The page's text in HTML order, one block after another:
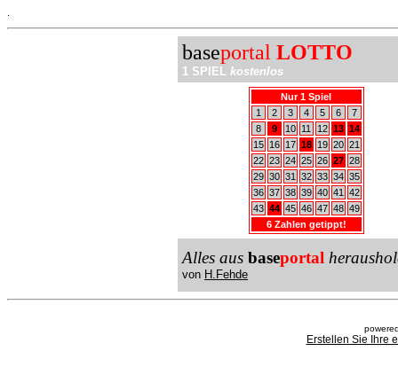
baseportal LOTTO
1 SPIEL kostenlos
Nur 1 Spiel
1
2 3 4 5 6
7
8
9 10 11 12 13 14
15
16 17 18 19 20 21
22 23 24 25 26 27 28
29 30 31 32 33 34 35
36 37 38 39 40 41
42
43 44 45 46 47 48 49
6 Zahlen getippt!
Alles aus baseportal
von H.Fehde
Erstellen Sie Ihre